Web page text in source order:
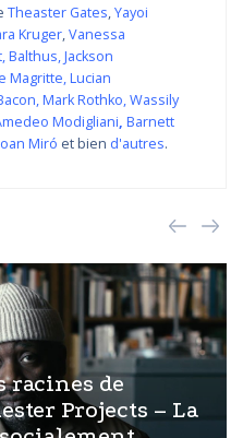
Theaster Gates,Yayoi
Kruger,Vanessa
,Balthus,Jackson
Magritte,Lucian
,Mark Rothko,Wassily
Modigliani, Barnett
Miró et bien d'autres.
racines de
Projects – La